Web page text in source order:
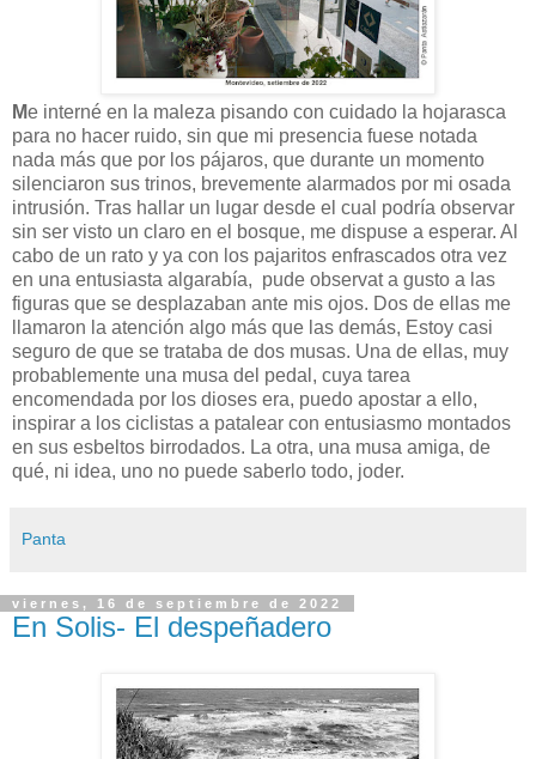
Me interné en la maleza pisando con cuidado la hojarasca
para no hacer ruido, sin que mi presencia fuese notada
nada más que por los pájaros, que durante un momento
silenciaron sus trinos, brevemente alarmados por mi osada
intrusión. Tras hallar un lugar desde el cual podría observar
sin ser visto un claro en el bosque, me dispuse a esperar. Al
cabo de un rato y ya con los pajaritos enfrascados otra vez
en una entusiasta algarabía, pude observat a gusto a las
figuras que se desplazaban ante mis ojos. Dos de ellas me
llamaron la atención algo más que las demás, Estoy casi
seguro de que se trataba de dos musas. Una de ellas, muy
probablemente una musa del pedal, cuya tarea
encomendada por los dioses era, puedo apostar a ello,
inspirar a los ciclistas a patalear con entusiasmo montados
en sus esbeltos birrodados. La otra, una musa amiga, de
qué, ni idea, uno no puede saberlo todo, joder.
Panta
viernes, 16 de septiembre de 2022
En Solis- El despeñadero